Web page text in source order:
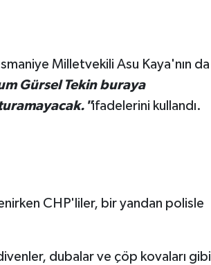
Milletvekili Asu Kaya'nın da
Gürsel Tekin buraya
ifadelerini kullandı.
CHP'liler, bir yandan polisle
dubalar ve çöp kovaları gibi